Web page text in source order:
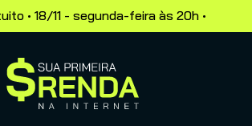
• 18/11 - segunda-feira às 20h •